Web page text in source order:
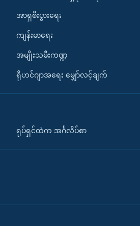
အာရှစီးပွားရေး
ကျန်းမာရေး
အမျိုးသမီးကဏ္ဍ
ရိုဟင်ဂျာအရေး မျှော်လင့်ချက်
ရုပ်ရှင်ထဲက အင်္ဂလိပ်စာ